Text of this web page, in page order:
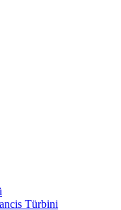
Ka...